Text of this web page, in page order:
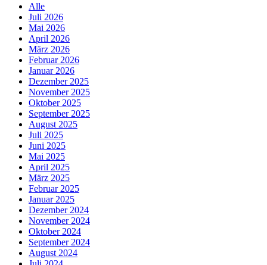
Alle
Juli 2026
Mai 2026
April 2026
März 2026
Februar 2026
Januar 2026
Dezember 2025
November 2025
Oktober 2025
September 2025
August 2025
Juli 2025
Juni 2025
Mai 2025
April 2025
März 2025
Februar 2025
Januar 2025
Dezember 2024
November 2024
Oktober 2024
September 2024
August 2024